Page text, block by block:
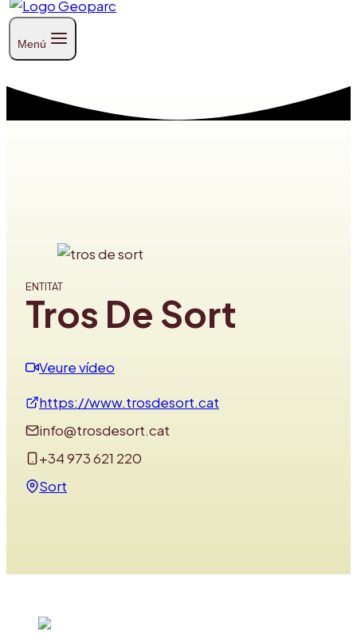
Menú
ENTITAT
Tros De Sort
Veure vídeo
https://www.trosdesort.cat
info@trosdesort.cat
+34 973 621 220
Sort